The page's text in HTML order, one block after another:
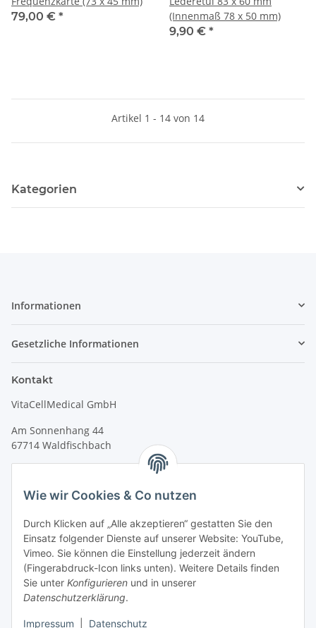
Wie wir Cookies & Co nutzen
Durch Klicken auf „Alle akzeptieren“ gestatten Sie den
Einsatz folgender Dienste auf unserer Website: YouTube,
Vimeo. Sie können die Einstellung jederzeit ändern
(Fingerabdruck-Icon links unten). Weitere Details finden
Sie unter Konfigurieren und in unserer
Datenschutzerklärung.
Impressum Datenschutz
79,00 € *
(Innenmaß 78 x 50 mm)
9,90 € *
Artikel 1 - 14 von 14
Kategorien
Informationen
Gesetzliche Informationen
Kontakt
VitaCellMedical GmbH
Am Sonnenhang 44
67714 Waldfischbach
info@vitacellmedical.com
Erreichbarkeit
Mo – Fr 08:00 Uhr – 17:00 Uhr
Außerhalb dieser Zeit unterinfo@vitacellmedical.com
Sie möchten, dass wir Sie besuchen?